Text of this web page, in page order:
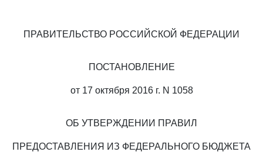
ПРАВИТЕЛЬСТВО РОССИЙСКОЙ ФЕДЕРАЦИИ
ПОСТАНОВЛЕНИЕ
от 17 октября 2016 г. N 1058
ОБ УТВЕРЖДЕНИИ ПРАВИЛ
ПРЕДОСТАВЛЕНИЯ ИЗ ФЕДЕРАЛЬНОГО БЮДЖЕТА